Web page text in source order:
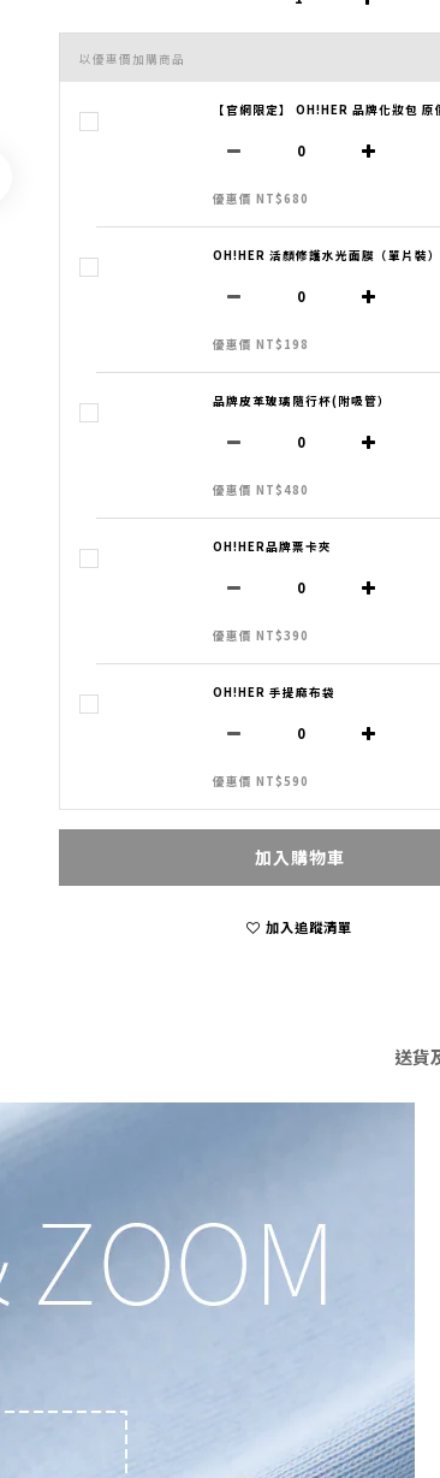
以優惠價加購商品
【官網限定】 OH!HER 品牌化妝包
優惠價 NT$680
OH!HER 活顏修護水光面膜（單片裝）
優惠價 NT$198
品牌皮革玻璃隨行杯(附吸管）
優惠價 NT$480
OH!HER品牌票卡夾
優惠價 NT$390
OH!HER 手提麻布袋
優惠價 NT$590
加入購物車
加入追蹤清單
送貨